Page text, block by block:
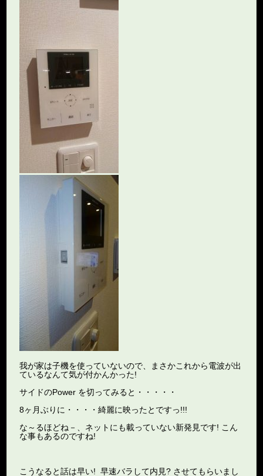
我が家は子機を使っていないので、まさかこれから電波が出
ているなんて気が付かんかった!
サイドのPower を切ってみると・・・・・
8ヶ月ぶりに・・・・綺麗に映ったとですっ!!!
な～るほどね－、ネットにも載っていない新発見です! こん
な事もあるのですね!
こうなると話は早い! 早速バラして内見? させてもらいまし